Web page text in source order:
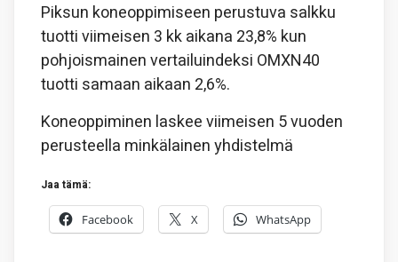
Piksun koneoppimiseen perustuva salkku
tuotti viimeisen 3 kk aikana 23,8% kun
pohjoismainen vertailuindeksi OMXN40
tuotti samaan aikaan 2,6%.
Koneoppiminen laskee viimeisen 5 vuoden
perusteella minkälainen yhdistelmä
Jaa tämä:
Facebook X WhatsApp